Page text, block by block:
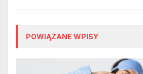
POWIĄZANE WPISY